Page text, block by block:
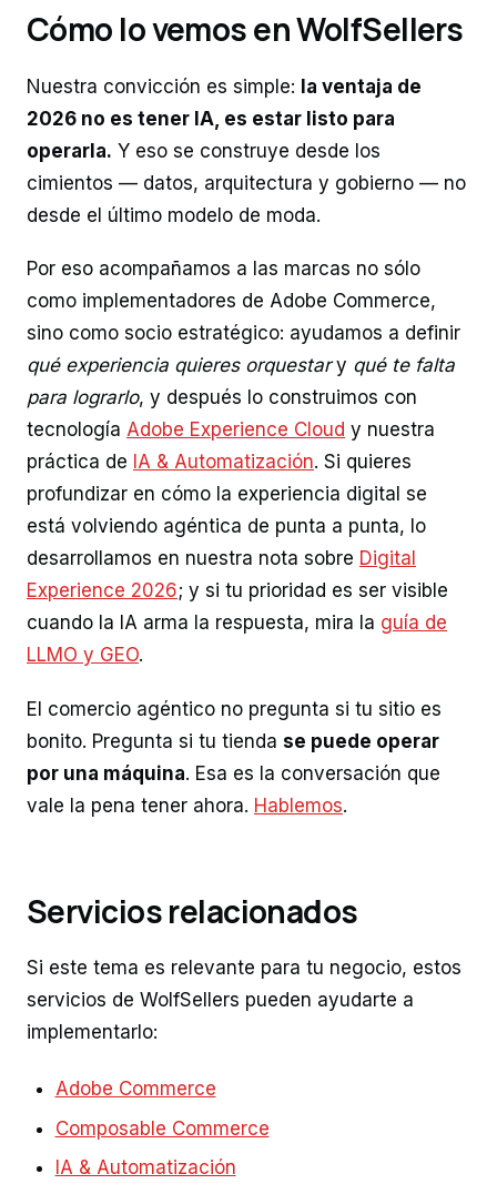
Cómo lo vemos en WolfSellers
Nuestra convicción es simple: la ventaja de
2026 no es tener IA, es estar listo para
operarla. Y eso se construye desde los
cimientos — datos, arquitectura y gobierno — no
desde el último modelo de moda.
Por eso acompañamos a las marcas no sólo
como implementadores de Adobe Commerce,
sino como socio estratégico: ayudamos a definir
qué experiencia quieres orquestary qué te falta
para lograrlo, y después lo construimos con
tecnología Adobe Experience Cloud y nuestra
práctica de IA & Automatización. Si quieres
profundizar en cómo la experiencia digital se
está volviendo agéntica de punta a punta, lo
desarrollamos en nuestra nota sobre Digital
Experience 2026; y si tu prioridad es ser visible
cuando la IA arma la respuesta, mira la guía de
LLMO y GEO.
El comercio agéntico no pregunta si tu sitio es
bonito. Pregunta si tu tienda se puede operar
por una máquina. Esa es la conversación que
vale la pena tener ahora. Hablemos.
Servicios relacionados
Si este tema es relevante para tu negocio, estos
servicios de WolfSellers pueden ayudarte a
implementarlo:
Adobe Commerce
Composable Commerce
IA & Automatización